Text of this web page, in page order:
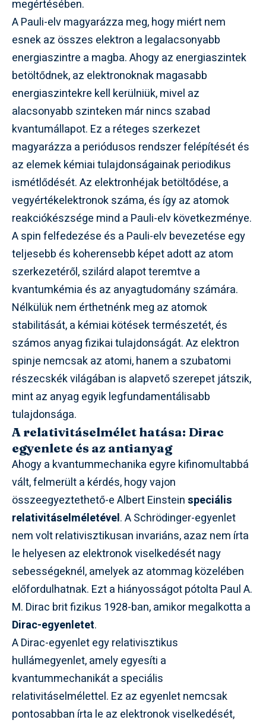
megértésében.
A Pauli-elv magyarázza meg, hogy miért nem
esnek az összes elektron a legalacsonyabb
energiaszintre a magba. Ahogy az energiaszintek
betöltődnek, az elektronoknak magasabb
energiaszintekre kell kerülniük, mivel az
alacsonyabb szinteken már nincs szabad
kvantumállapot. Ez a réteges szerkezet
magyarázza a periódusos rendszer felépítését és
az elemek kémiai tulajdonságainak periodikus
ismétlődését. Az elektronhéjak betöltődése, a
vegyértékelektronok száma, és így az atomok
reakciókészsége mind a Pauli-elv következménye.
A spin felfedezése és a Pauli-elv bevezetése egy
teljesebb és koherensebb képet adott az atom
szerkezetéről, szilárd alapot teremtve a
kvantumkémia és az anyagtudomány számára.
Nélkülük nem érthetnénk meg az atomok
stabilitását, a kémiai kötések természetét, és
számos anyag fizikai tulajdonságát. Az elektron
spinje nemcsak az atomi, hanem a szubatomi
részecskék világában is alapvető szerepet játszik,
mint az anyag egyik legfundamentálisabb
tulajdonsága.
A relativitáselmélet hatása: Dirac
egyenlete és az antianyag
Ahogy a kvantummechanika egyre kifinomultabbá
vált, felmerült a kérdés, hogy vajon
összeegyeztethető-e Albert Einsteinspeciális
relativitáselméletével. A Schrödinger-egyenlet
nem volt relativisztikusan invariáns, azaz nem írta
le helyesen az elektronok viselkedését nagy
sebességeknél, amelyek az atommag közelében
előfordulhatnak. Ezt a hiányosságot pótolta Paul A.
M. Dirac brit fizikus 1928-ban, amikor megalkotta a
Dirac-egyenletet.
A Dirac-egyenlet egy relativisztikus
hullámegyenlet, amely egyesíti a
kvantummechanikát a speciális
relativitáselmélettel. Ez az egyenlet nemcsak
pontosabban írta le az elektronok viselkedését,